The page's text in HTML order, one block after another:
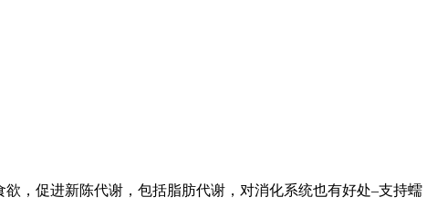
，促进新陈代谢，包括脂肪代谢，对消化系统也有好处–支持蠕